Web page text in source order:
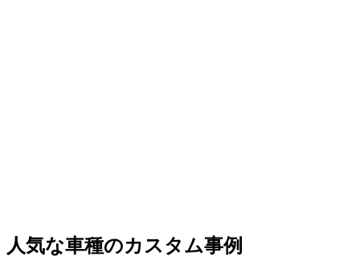
人気な車種のカスタム事例